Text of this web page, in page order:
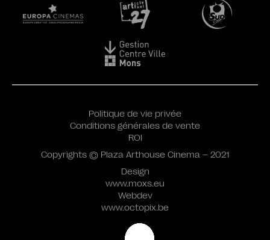
Design
www.moxs.eu
Webdev
www.octopix.be
Politique de vie privée
Conditions générales de vente
ROI
Copyrights © Plaza Arthouse Cinema – 2021